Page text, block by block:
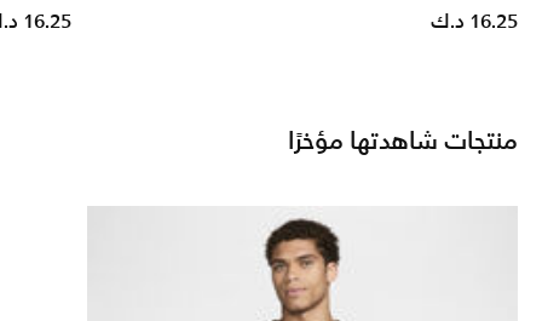
16.25 د.ك
16.25 د.ك
منتجات شاهدتها مؤخرًا